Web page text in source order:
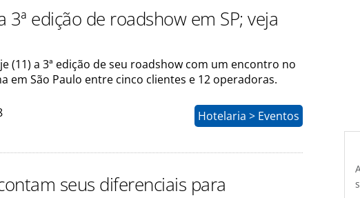
3ª edição de roadshow em SP; veja
(11) a 3ª edição de seu roadshow com um encontro no
em São Paulo entre cinco clientes e 12 operadoras.
Hotelaria > Eventos
seus diferenciais para